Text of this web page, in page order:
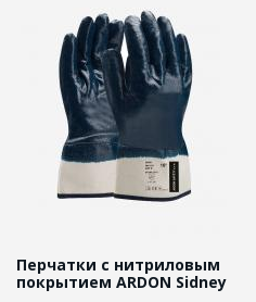
Перчатки с нитриловым
покрытием ARDON Sidney